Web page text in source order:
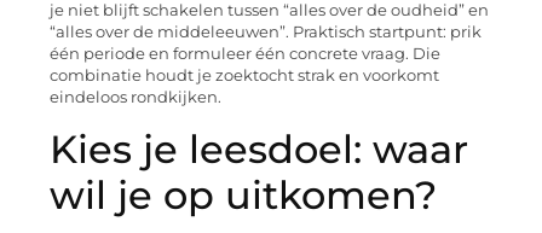
je niet blijft schakelen tussen “alles over de oudheid” en
“alles over de middeleeuwen”. Praktisch startpunt: prik
één periode en formuleer één concrete vraag. Die
combinatie houdt je zoektocht strak en voorkomt
eindeloos rondkijken.
Kies je leesdoel: waar
wil je op uitkomen?